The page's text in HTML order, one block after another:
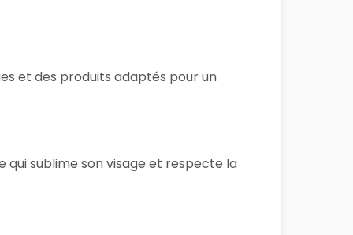
et des produits adaptés pour un
qui sublime son visage et respecte la